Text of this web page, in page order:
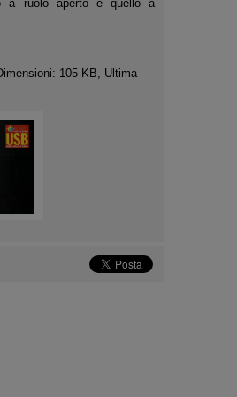
a ruolo aperto e quello a
105 KB, Ultima